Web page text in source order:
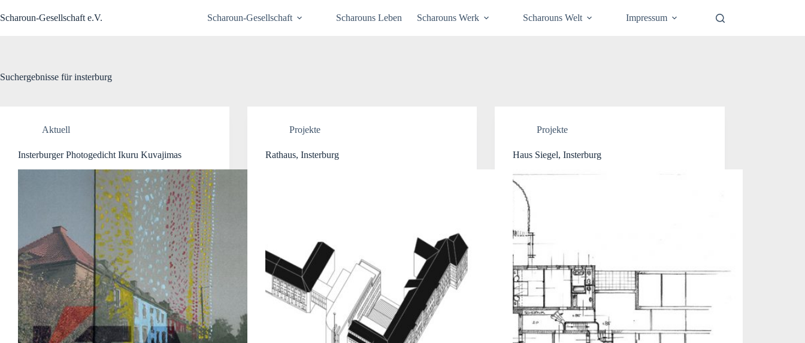
Inhalt
Scharoun-Gesellschaft e.V. Scharoun-Gesellschaft Scharouns Leben Scharouns Werk Scharouns Welt Impressum
Suchergebnisse für insterburg
Aktuell
Insterburger Photogedicht Ikuru Kuvajimas
Projekte
Rathaus, Insterburg
Projekte
Haus Siegel, Insterburg